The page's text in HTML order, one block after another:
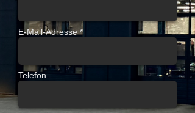
E-Mail-Adresse *
Telefon